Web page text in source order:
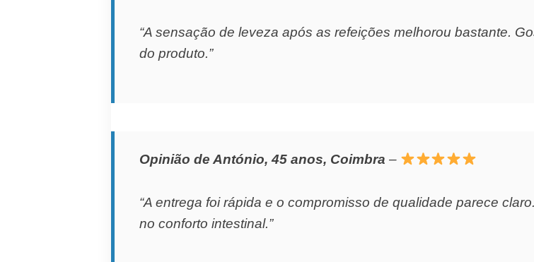
“A sensação de leveza após as refeições melhorou bastante.
do produto.”
Opinião de António, 45 anos, Coimbra –
“A entrega foi rápida e o compromisso de qualidade parece
no conforto intestinal.”